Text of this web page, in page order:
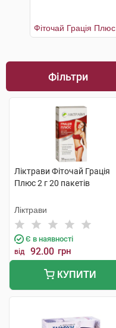
Фіточай Грація Плюс
Фільтри
Ліктрави Фіточай Грація
Плюс 2 г 20 пакетів
Ліктрави
Є в наявності
від 92.00 грн
КУПИТИ